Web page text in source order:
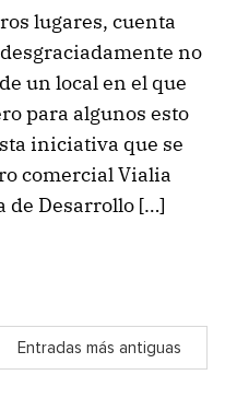
lugares, cuenta
no
un local en el que
para algunos esto
iniciativa que se
comercial Vialia
de Desarrollo […]
Entradas más antiguas